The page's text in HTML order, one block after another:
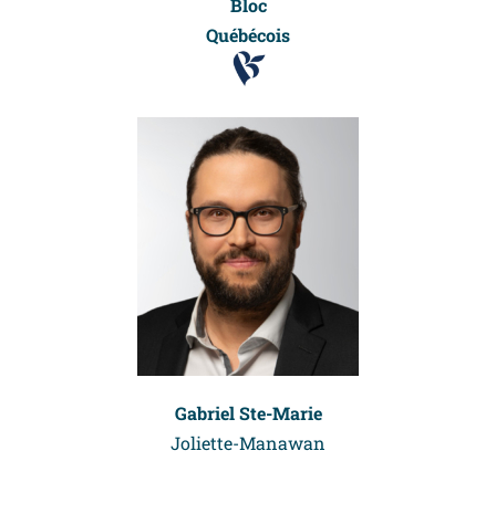
Bloc
Québécois
Gabriel Ste-Marie
Joliette-Manawan